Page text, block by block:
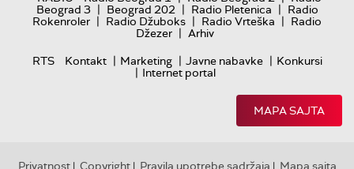
Beograd 3 | Beograd 202 | Radio Pletenica | Radio
Rokenroler | Radio Džuboks | Radio Vrteška | Radio
Džezer | Arhiv
RTS
Kontakt | Marketing | Javne nabavke | Konkursi
| Internet portal
MAPA SAJTA
Privatnost| Copyright| Pravila upotrebe sadržaja | Mapa sajta